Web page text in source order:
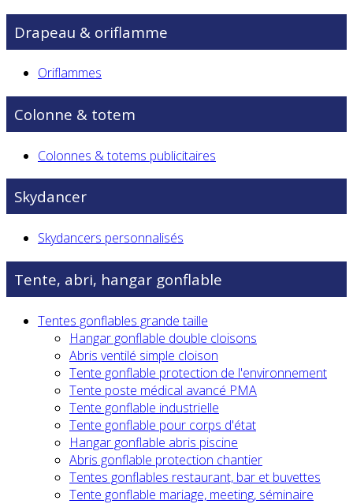
Drapeau & oriflamme
Oriflammes
Colonne & totem
Colonnes & totems publicitaires
Skydancer
Skydancers personnalisés
Tente, abri, hangar gonflable
Tentes gonflables grande taille
Hangar gonflable double cloisons
Abris ventilé simple cloison
Tente gonflable protection de l'environnement
Tente poste médical avancé PMA
Tente gonflable industrielle
Tente gonflable pour corps d'état
Hangar gonflable abris piscine
Abris gonflable protection chantier
Tentes gonflables restaurant, bar et buvettes
Tente gonflable mariage, meeting, séminaire